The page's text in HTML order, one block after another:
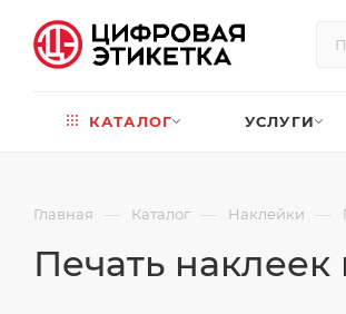
КАТАЛОГ УСЛУГИ
Главная — Каталог — Наклейки —
Печать